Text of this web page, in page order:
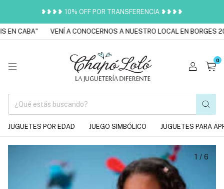
❥❥❥❥ 10% OFF POR TRANSFERENCIA ❥❥❥❥
EN CABA" VENÍ A CONOCERNOS A NUESTRO LOCAL EN BORGES
0
JUGUETES POR EDAD JUEGO SIMBÓLICO JUGUETES PARA
1 / 6